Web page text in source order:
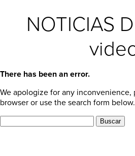
NOTICIAS
There has been an error.
We apologize for any inconvenience,
browser or use the search form below.